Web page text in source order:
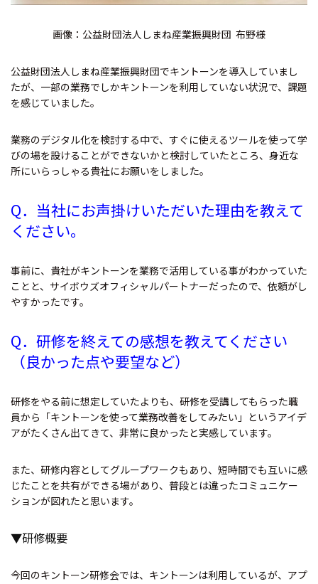
画像：公益財団法人しまね産業振興財団 布野様
公益財団法人しまね産業振興財団でキントーンを導入していまし
たが、一部の業務でしかキントーンを利用していない状況で、課題
を感じていました。
業務のデジタル化を検討する中で、すぐに使えるツールを使って学
びの場を設けることができないかと検討していたところ、身近な
所にいらっしゃる貴社にお願いをしました。
Q． 当社にお声掛けいただいた理由を教えて
ください。
事前に、貴社がキントーンを業務で活用している事がわかっていた
ことと、サイボウズオフィシャルパートナーだったので、依頼がし
やすかったです。
Q． 研修を終えての感想を教えてください
（良かった点や要望など）
研修をやる前に想定していたよりも、研修を受講してもらった職
員から「キントーンを使って業務改善をしてみたい」というアイデ
アがたくさん出てきて、非常に良かったと実感しています。
また、研修内容としてグループワークもあり、短時間でも互いに感
じたことを共有ができる場があり、普段とは違ったコミュニケー
ションが図れたと思います。
▼研修概要
今回のキントーン研修会では、キントーンは利用しているが、アプ